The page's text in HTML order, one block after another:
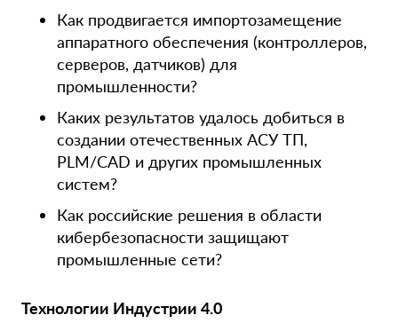
Как продвигается импортозамещение
аппаратного обеспечения (контроллеров,
серверов, датчиков) для
промышленности?
Каких результатов удалось добиться в
создании отечественных АСУ ТП,
PLM/CAD и других промышленных
систем?
Как российские решения в области
кибербезопасности защищают
промышленные сети?
Технологии Индустрии 4.0